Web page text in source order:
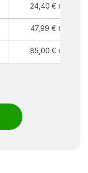
24,40€ Iva inc.
47,99 € Iva inc.
85,00€ Iva inc.